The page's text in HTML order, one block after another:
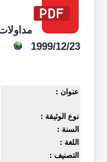
1999/12/23
عنوان :
نوع الوثيقة :
السنة :
اللغة :
التصنيف :